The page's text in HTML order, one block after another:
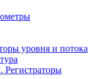
уровня и потока
Регистраторы